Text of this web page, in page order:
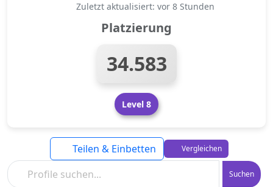
Zuletzt aktualisiert: vor 8 Stunden
Platzierung
34.583
Level 8
Suchen
Teilen & Einbetten Vergleichen